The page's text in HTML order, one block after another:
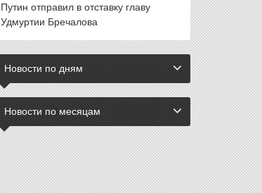
Путин отправил в отставку главу
Удмуртии Бречалова
Новости по дням
Новости по месяцам